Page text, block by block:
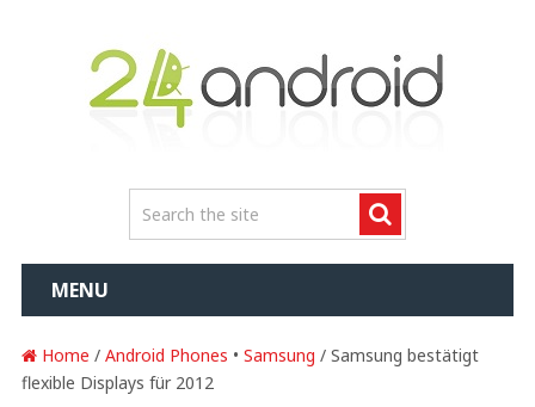
MENU
Home / Android Phones • Samsung / Samsung bestätigt
flexible Displays für 2012